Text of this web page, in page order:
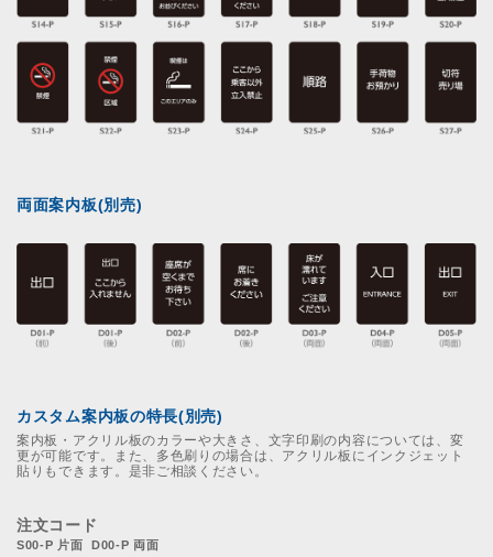
両面案内板(別売)
カスタム案内板の特長(別売)
案内板・アクリル板のカラーや大きさ、文字印刷の内容については、変
更が可能です。また、多色刷りの場合は、アクリル板にインクジェット
貼りもできます。是非ご相談ください。
注文コード
S00-P 片面 D00-P 両面